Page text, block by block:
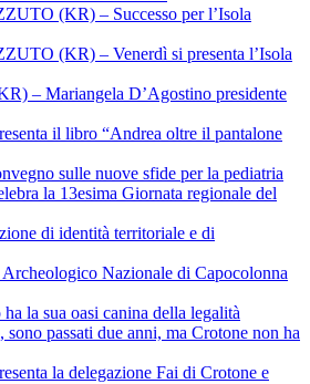
(KR) – Successo per l’Isola
(KR) – Venerdì si presenta l’Isola
– Mariangela D’Agostino presidente
il libro “Andrea oltre il pantalone
sulle nuove sfide per la pediatria
la 13esima Giornata regionale del
di identità territoriale e di
Nazionale di Capocolonna
la sua oasi canina della legalità
passati due anni, ma Crotone non ha
la delegazione Fai di Crotone e